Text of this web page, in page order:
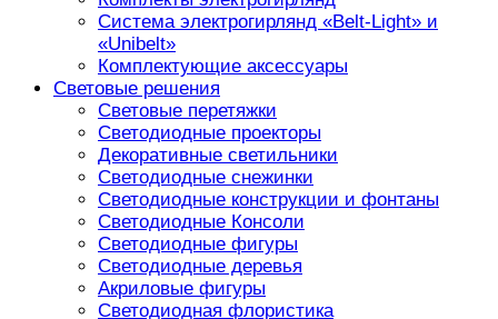
Система электрогирлянд «Belt-Light» и
«Unibelt»
Комплектующие аксессуары
Световые решения
Световые перетяжки
Светодиодные проекторы
Декоративные светильники
Светодиодные снежинки
Светодиодные конструкции и фонтаны
Светодиодные Консоли
Светодиодные фигуры
Светодиодные деревья
Акриловые фигуры
Светодиодная флористика